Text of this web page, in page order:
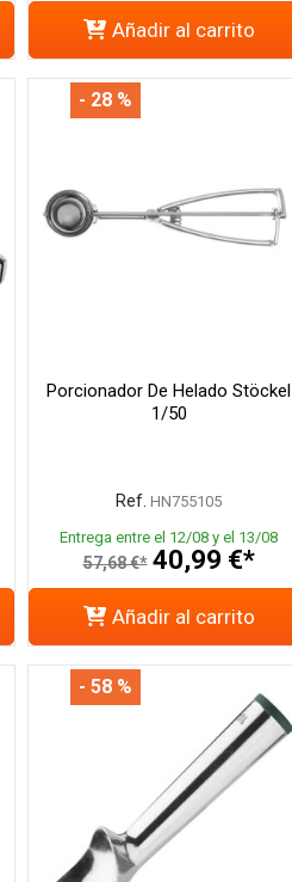
Añadir al carrito
Porcionador De Helado Stöckel
1/50
Ref. HN755105
Entrega entre el 12/08 y el 13/08
57,68 €* 40,99 €*
- 28 %
Añadir al carrito
- 58 %